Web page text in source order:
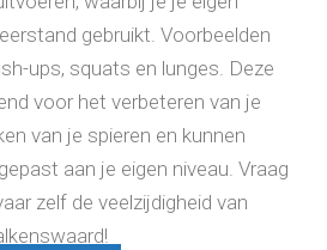
gebruikt. Voorbeelden
ups, squats en lunges. Deze
voor het verbeteren van je
van je spieren en kunnen
aan je eigen niveau. Vraag
zelf de veelzijdigheid van